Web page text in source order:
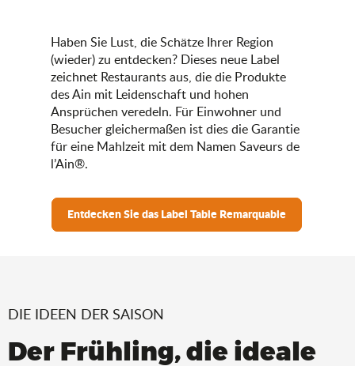
Haben Sie Lust, die Schätze Ihrer Region
(wieder) zu entdecken? Dieses neue Label
zeichnet Restaurants aus, die die Produkte
des Ain mit Leidenschaft und hohen
Ansprüchen veredeln. Für Einwohner und
Besucher gleichermaßen ist dies die Garantie
für eine Mahlzeit mit dem Namen Saveurs de
l’Ain®.
Entdecken Sie das Label Table Remarquable
DIE IDEEN DER SAISON
Der Frühling, die ideale